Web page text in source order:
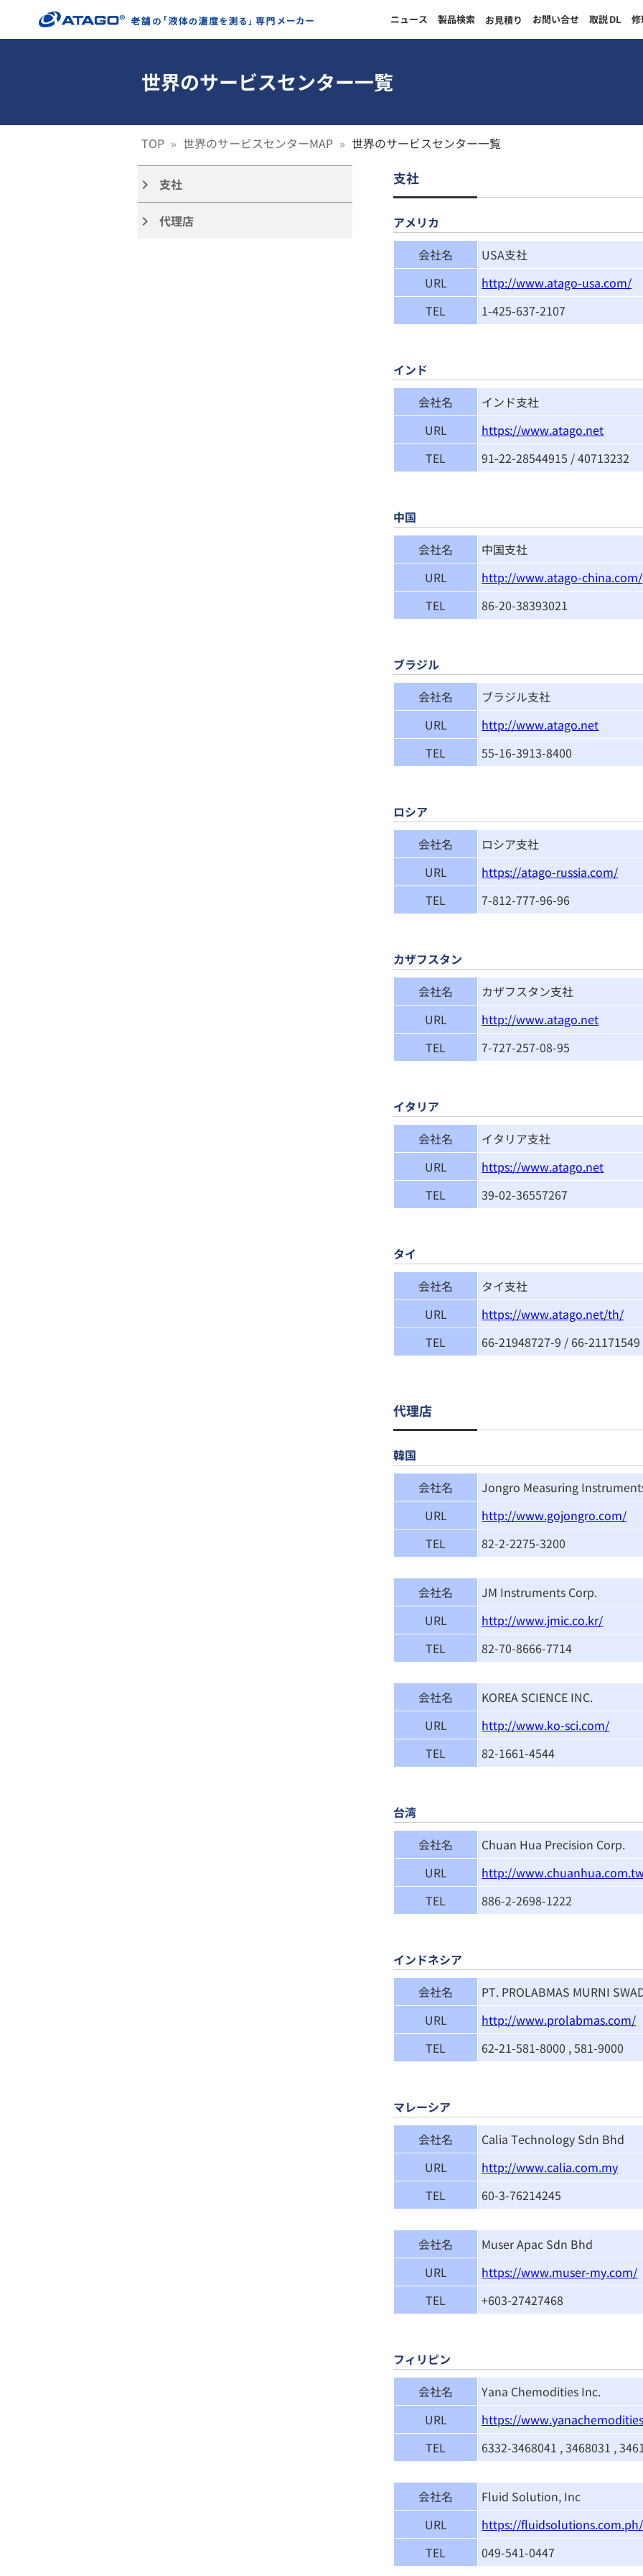
ニュース 製品検索 お見積り お問い合せ 取説DL
世界のサービスセンター一覧
TOP 世界のサービスセンターMAP 世界のサービスセンター一覧
keyboard_arrow_right 支社
keyboard_arrow_right 代理店
支社
アメリカ
会社名
USA支社
URL
http://www.atago-usa.com/
TEL
1-425-637-2107
インド
会社名
インド支社
URL
https://www.atago.net
TEL
91-22-28544915 / 40713232
中国
会社名
中国支社
URL
http://www.atago-china.com/
TEL
86-20-38393021
ブラジル
会社名
ブラジル支社
URL
http://www.atago.net
TEL
55-16-3913-8400
ロシア
会社名
ロシア支社
URL
https://atago-russia.com/
TEL
7-812-777-96-96
カザフスタン
会社名
カザフスタン支社
URL
http://www.atago.net
TEL
7-727-257-08-95
イタリア
会社名
イタリア支社
URL
https://www.atago.net
TEL
39-02-36557267
タイ
会社名
タイ支社
URL
https://www.atago.net/th/
TEL
66-21948727-9 / 66-21171549
代理店
韓国
会社名
Jongro Measuring
URL
http://www.gojongro.com/
TEL
82-2-2275-3200
会社名
JM Instruments Corp.
URL
http://www.jmic.co.kr/
TEL
82-70-8666-7714
会社名
KOREA SCIENCE INC.
URL
http://www.ko-sci.com/
TEL
82-1661-4544
台湾
会社名
Chuan Hua Precision Corp.
URL
http://
TEL
886-2-2698-1222
インドネシア
会社名
PT. PROLABMAS MURNI
URL
http://www.prolabmas.com/
TEL
62-21-581-8000 , 581-9000
マレーシア
会社名
Calia Technology Sdn Bhd
URL
http://www.calia.com.my
TEL
60-3-76214245
会社名
Muser Apac Sdn Bhd
URL
https://www.muser-my.com/
TEL
+603-27427468
フィリピン
会社名
Yana Chemodities Inc.
URL
https://
TEL
6332-3468041 , 3468031 ,
会社名
Fluid Solution, Inc
URL
https://fluidsolutions.com.ph/
TEL
049-541-0447